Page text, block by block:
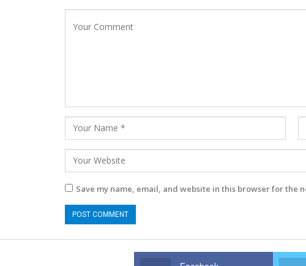
Save my name, email, and website in this browser for the